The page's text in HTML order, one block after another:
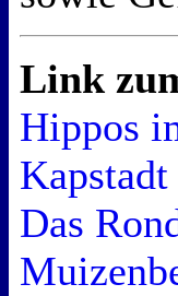
Link
Hippos
Kapstadt
Das